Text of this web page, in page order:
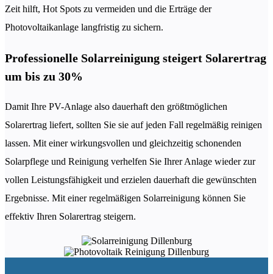
Zeit hilft, Hot Spots zu vermeiden und die Erträge der
Photovoltaikanlage langfristig zu sichern.
Professionelle Solarreinigung steigert Solarertrag
um bis zu 30%
Damit Ihre PV-Anlage also dauerhaft den größtmöglichen
Solarertrag liefert, sollten Sie sie auf jeden Fall regelmäßig reinigen
lassen. Mit einer wirkungsvollen und gleichzeitig schonenden
Solarpflege und Reinigung verhelfen Sie Ihrer Anlage wieder zur
vollen Leistungsfähigkeit und erzielen dauerhaft die gewünschten
Ergebnisse. Mit einer regelmäßigen Solarreinigung können Sie
effektiv Ihren Solarertrag steigern.